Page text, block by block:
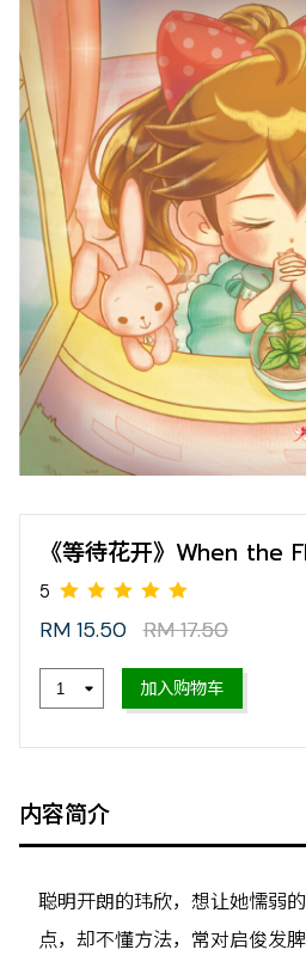
《等待花开》When the
RM 15.50 RM 17.50
加入购物车
内容简介
聪明开朗的玮欣，想让她懦弱
点，却不懂方法，常对启俊发